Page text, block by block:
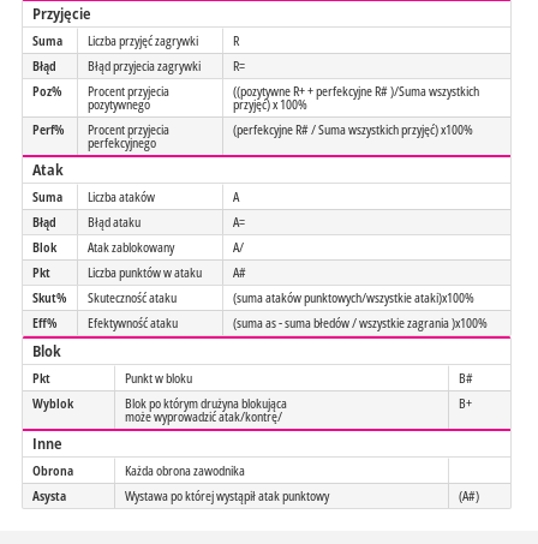
Przyjęcie
Suma Liczba przyjęć zagrywki
R
Błąd
Błąd przyjecia zagrywki
R=
Poz%
Procent przyjecia
pozytywnego
((pozytywne R+ + perfekcyjne R# )/Suma wszystkich
przyjęć) x 100%
Perf%
Procent przyjecia
perfekcyjnego
(perfekcyjne R# / Suma wszystkich przyjęć) x100%
Atak
Suma Liczba ataków
A
Błąd
Błąd ataku
A=
Blok
Atak zablokowany
A/
Pkt
Liczba punktów w ataku
A#
Skut%
Skuteczność ataku
(suma ataków punktowych/wszystkie ataki)x100%
Eff%
Efektywność ataku (suma as - suma błedów / wszystkie zagrania )x100%
Blok
Pkt Punkt w bloku
B#
Wyblok
Blok po którym drużyna blokująca
może wyprowadzić atak/kontrę/
B+
Inne
Obrona
Każda obrona zawodnika
Asysta
Wystawa po której wystąpił atak punktowy (A#)